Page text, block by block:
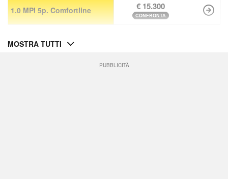
1.0 MPI 5p. Comfortline € 15.300
CONFRONTA
MOSTRA TUTTI
PUBBLICITÀ